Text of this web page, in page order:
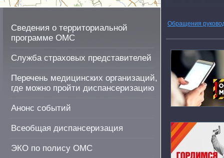
Сведения о территориальной
программе ОМС
Служба страховых представителей
Перечень медицинских организаций,
где можно пройти диспансеризацию
Анонс событий
Всеобщая диспансеризация
ЭКО по полису ОМС
Обращения